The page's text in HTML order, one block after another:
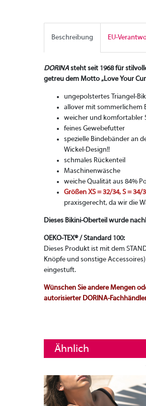
Beschreibung EU-
DORINAsteht seit 1968 für
getreu dem Motto „Love Your
ungepolstertes Triangel-
allover mit sommerlichem
weicher und komfortabler
feines Gewebefutter
spezielle Bindebänder an
Wickel-Design!!
schmales Rückenteil
Maschinenwäsche
weiche Qualität aus 84%
Größen XS = 32/34, S = 34/
praxisgerecht, da wir die
Dieses Bikini-Oberteil wurde
OEKO-TEX® / Standard 100:
Dieses Produkt ist mit dem
Knöpfe und sonstige
eingestuft.
Wünschen Sie andere Mengen
autorisierter DORINA-
Ähnlich